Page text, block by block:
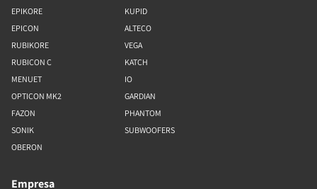
EPIKORE
EPICON
RUBIKORE
RUBICON C
MENUET
OPTICON MK2
FAZON
SONIK
OBERON
KUPID
ALTECO
VEGA
KATCH
IO
GARDIAN
PHANTOM
SUBWOOFERS
Empresa